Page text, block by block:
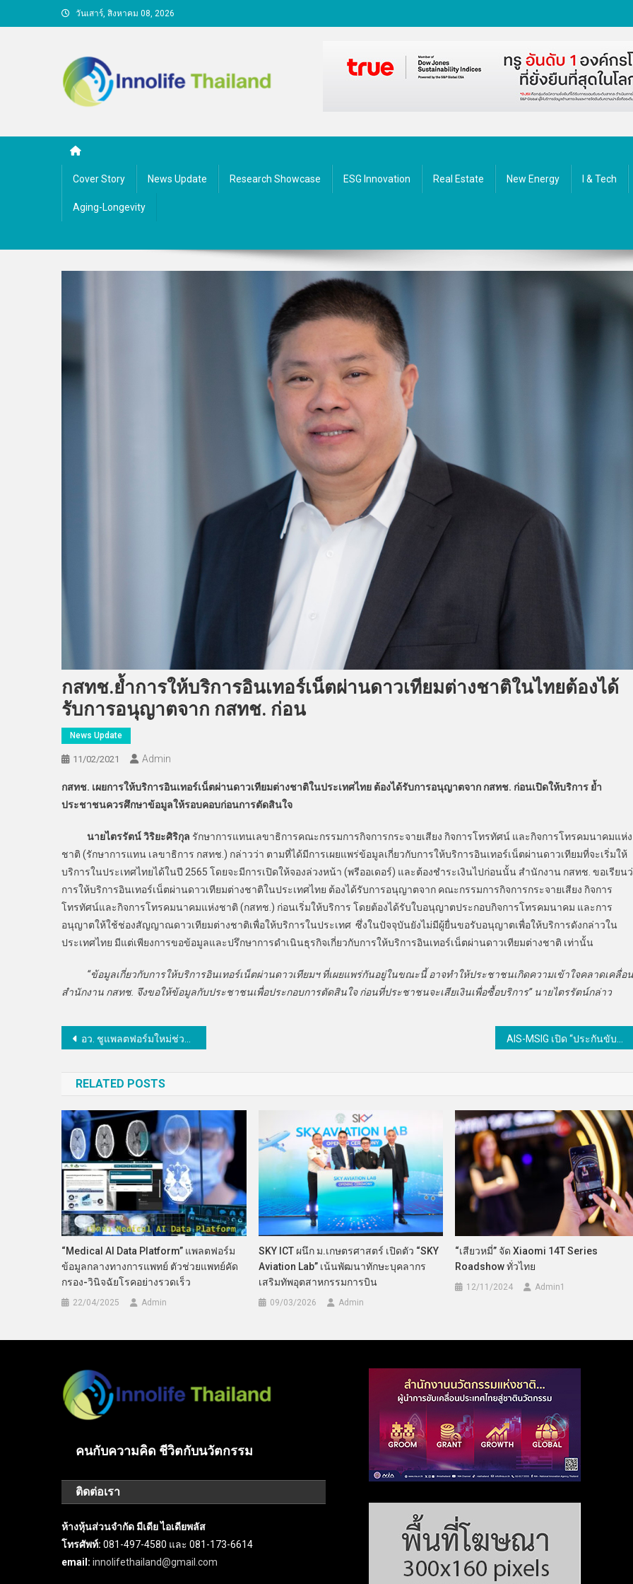
to
วันเสาร์, สิงหาคม 08, 2026
Cover Story News Update Research Showcase ESG Innovation Real Estate New Energy I & Tech
Aging-Longevity
กสทช.ย้ำการให้บริการอินเทอร์เน็ตผ่านดาวเทียมต่างชาติในไทยต้องได้
รับการอนุญาตจาก กสทช. ก่อน
News Update
11/02/2021 Admin
กสทช. เผยการให้บริการอินเทอร์เน็ตผ่านดาวเทียมต่างชาติในประเทศไทย ต้องได้รับการอนุญาตจาก กสทช. ก่อนเปิดให้บริการ ย้ำ
ประชาชนควรศึกษาข้อมูลให้รอบคอบก่อนการตัดสินใจ
นายไตรรัตน์ วิริยะศิริกุล รักษาการแทนเลขาธิการคณะกรรมการกิจการกระจายเสียง กิจการโทรทัศน์ และกิจการโทรคมนาคมแห่ง
ชาติ (รักษาการแทน เลขาธิการ กสทช.) กล่าวว่า ตามที่ได้มีการเผยแพร่ข้อมูลเกี่ยวกับการให้บริการอินเทอร์เน็ตผ่านดาวเทียมที่จะเริ่มให้
บริการในประเทศไทยได้ในปี 2565 โดยจะมีการเปิดให้จองล่วงหน้า (พรีออเดอร์) และต้องชำระเงินไปก่อนนั้น สำนักงาน กสทช. ขอเรียน
การให้บริการอินเทอร์เน็ตผ่านดาวเทียมต่างชาติในประเทศไทย ต้องได้รับการอนุญาตจาก คณะกรรมการกิจการกระจายเสียง กิจการ
โทรทัศน์และกิจการโทรคมนาคมแห่งชาติ (กสทช.) ก่อนเริ่มให้บริการ โดยต้องได้รับใบอนุญาตประกอบกิจการโทรคมนาคม และการ
อนุญาตให้ใช้ช่องสัญญาณดาวเทียมต่างชาติเพื่อให้บริการในประเทศ ซึ่งในปัจจุบันยังไม่มีผู้ยื่นขอรับอนุญาตเพื่อให้บริการดังกล่าวใน
ประเทศไทย มีแต่เพียงการขอข้อมูลและปรึกษาการดำเนินธุรกิจเกี่ยวกับการให้บริการอินเทอร์เน็ตผ่านดาวเทียมต่างชาติ เท่านั้น
“ข้อมูลเกี่ยวกับการให้บริการอินเทอร์เน็ตผ่านดาวเทียมฯ ที่เผยแพร่กันอยู่ในขณะนี้ อาจทำให้ประชาชนเกิดความเข้าใจคลาดเคลื่อน
สำนักงาน กสทช. จึงขอให้ข้อมูลกับประชาชนเพื่อประกอบการตัดสินใจ ก่อนที่ประชาชนจะเสียเงินเพื่อซื้อบริการ” นายไตรรัตน์กล่าว
แนะแนว
อว. ชูแพลตฟอร์มใหม่ช่วยแก้ไขปัญหาความยากจนอย่างเบ็ดเสร็จและแม่นยำ AIS-MSIG เปิด “ประกันขับดี” นวัตกรรมประกันรถยนต์ยุคดิจิทัล
RELATED POSTS
“Medical AI Data Platform” แพลตฟอร์ม
ข้อมูลกลางทางการแพทย์ ตัวช่วยแพทย์คัด
กรอง-วินิจฉัยโรคอย่างรวดเร็ว
22/04/2025 Admin
SKY ICT ผนึก ม.เกษตรศาสตร์ เปิดตัว “SKY
Aviation Lab” เน้นพัฒนาทักษะบุคลากร
เสริมทัพอุตสาหกรรมการบิน
09/03/2026 Admin
“เสียวหมี่” จัด Xiaomi 14T Series
Roadshow ทั่วไทย
12/11/2024 Admin​1
คนกับความคิด ชีวิตกับนวัตกรรม
ติดต่อเรา
ห้างหุ้นส่วนจำกัด มีเดีย ไอเดียพลัส
โทรศัพท์: 081-497-4580 และ 081-173-6614
email: innolifethailand@gmail.com